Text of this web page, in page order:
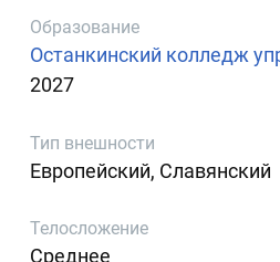
Образование
Останкинский колледж
2027
Тип внешности
Европейский, Славянский
Телосложение
Среднее